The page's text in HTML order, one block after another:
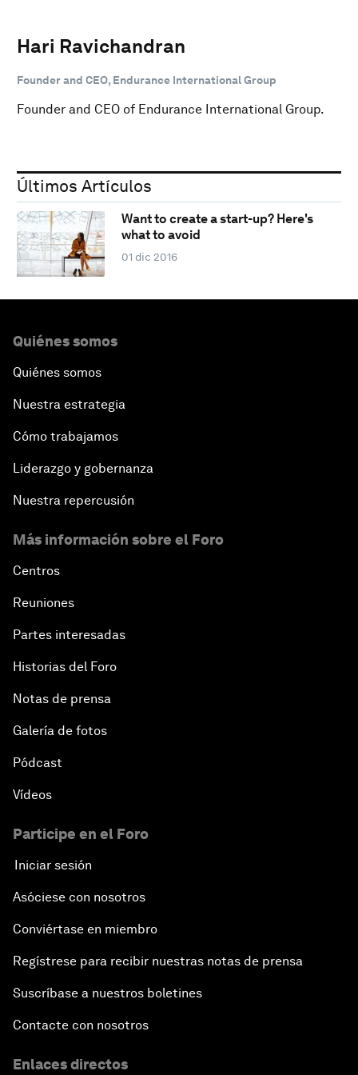
Hari Ravichandran
Founder and CEO, Endurance International Group
Founder and CEO of Endurance International Group.
Últimos Artículos
Want to create a start-up? Here's
what to avoid
01 dic 2016
Quiénes somos
Quiénes somos
Nuestra estrategia
Cómo trabajamos
Liderazgo y gobernanza
Nuestra repercusión
Más información sobre el Foro
Centros
Reuniones
Partes interesadas
Historias del Foro
Notas de prensa
Galería de fotos
Pódcast
Vídeos
Participe en el Foro
Iniciar sesión
Asóciese con nosotros
Conviértase en miembro
Regístrese para recibir nuestras notas de prensa
Suscríbase a nuestros boletines
Contacte con nosotros
Enlaces directos